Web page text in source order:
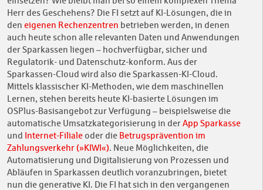
Herr des Geschehens? Die FI setzt auf KI-Lösungen, die in
den eigenen Rechenzentren betrieben werden, in denen
auch heute schon alle relevanten Daten und Anwendungen
der Sparkassen liegen – hochverfügbar, sicher und
Regulatorik- und Datenschutz-konform. Aus der
Sparkassen-Cloud wird also die Sparkassen-KI-Cloud.
Mittels klassischer KI-Methoden, wie dem maschinellen
Lernen, stehen bereits heute KI-basierte Lösungen im
OSPlus-Basisangebot zur Verfügung – beispielsweise die
automatische Umsatzkategorisierung in derApp Sparkasse
und Internet-Filiale oder die Betrugsprävention im
Zahlungsverkehr (»KIWI«). Neue Möglichkeiten, die
Automatisierung und Digitalisierung von Prozessen und
Abläufen in Sparkassen deutlich voranzubringen, bietet
nun die generative KI. Die FI hat sich in den vergangenen